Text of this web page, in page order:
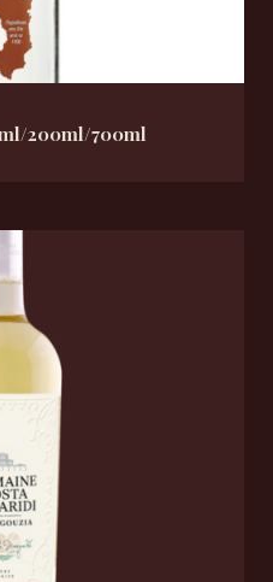
200ml/700ml